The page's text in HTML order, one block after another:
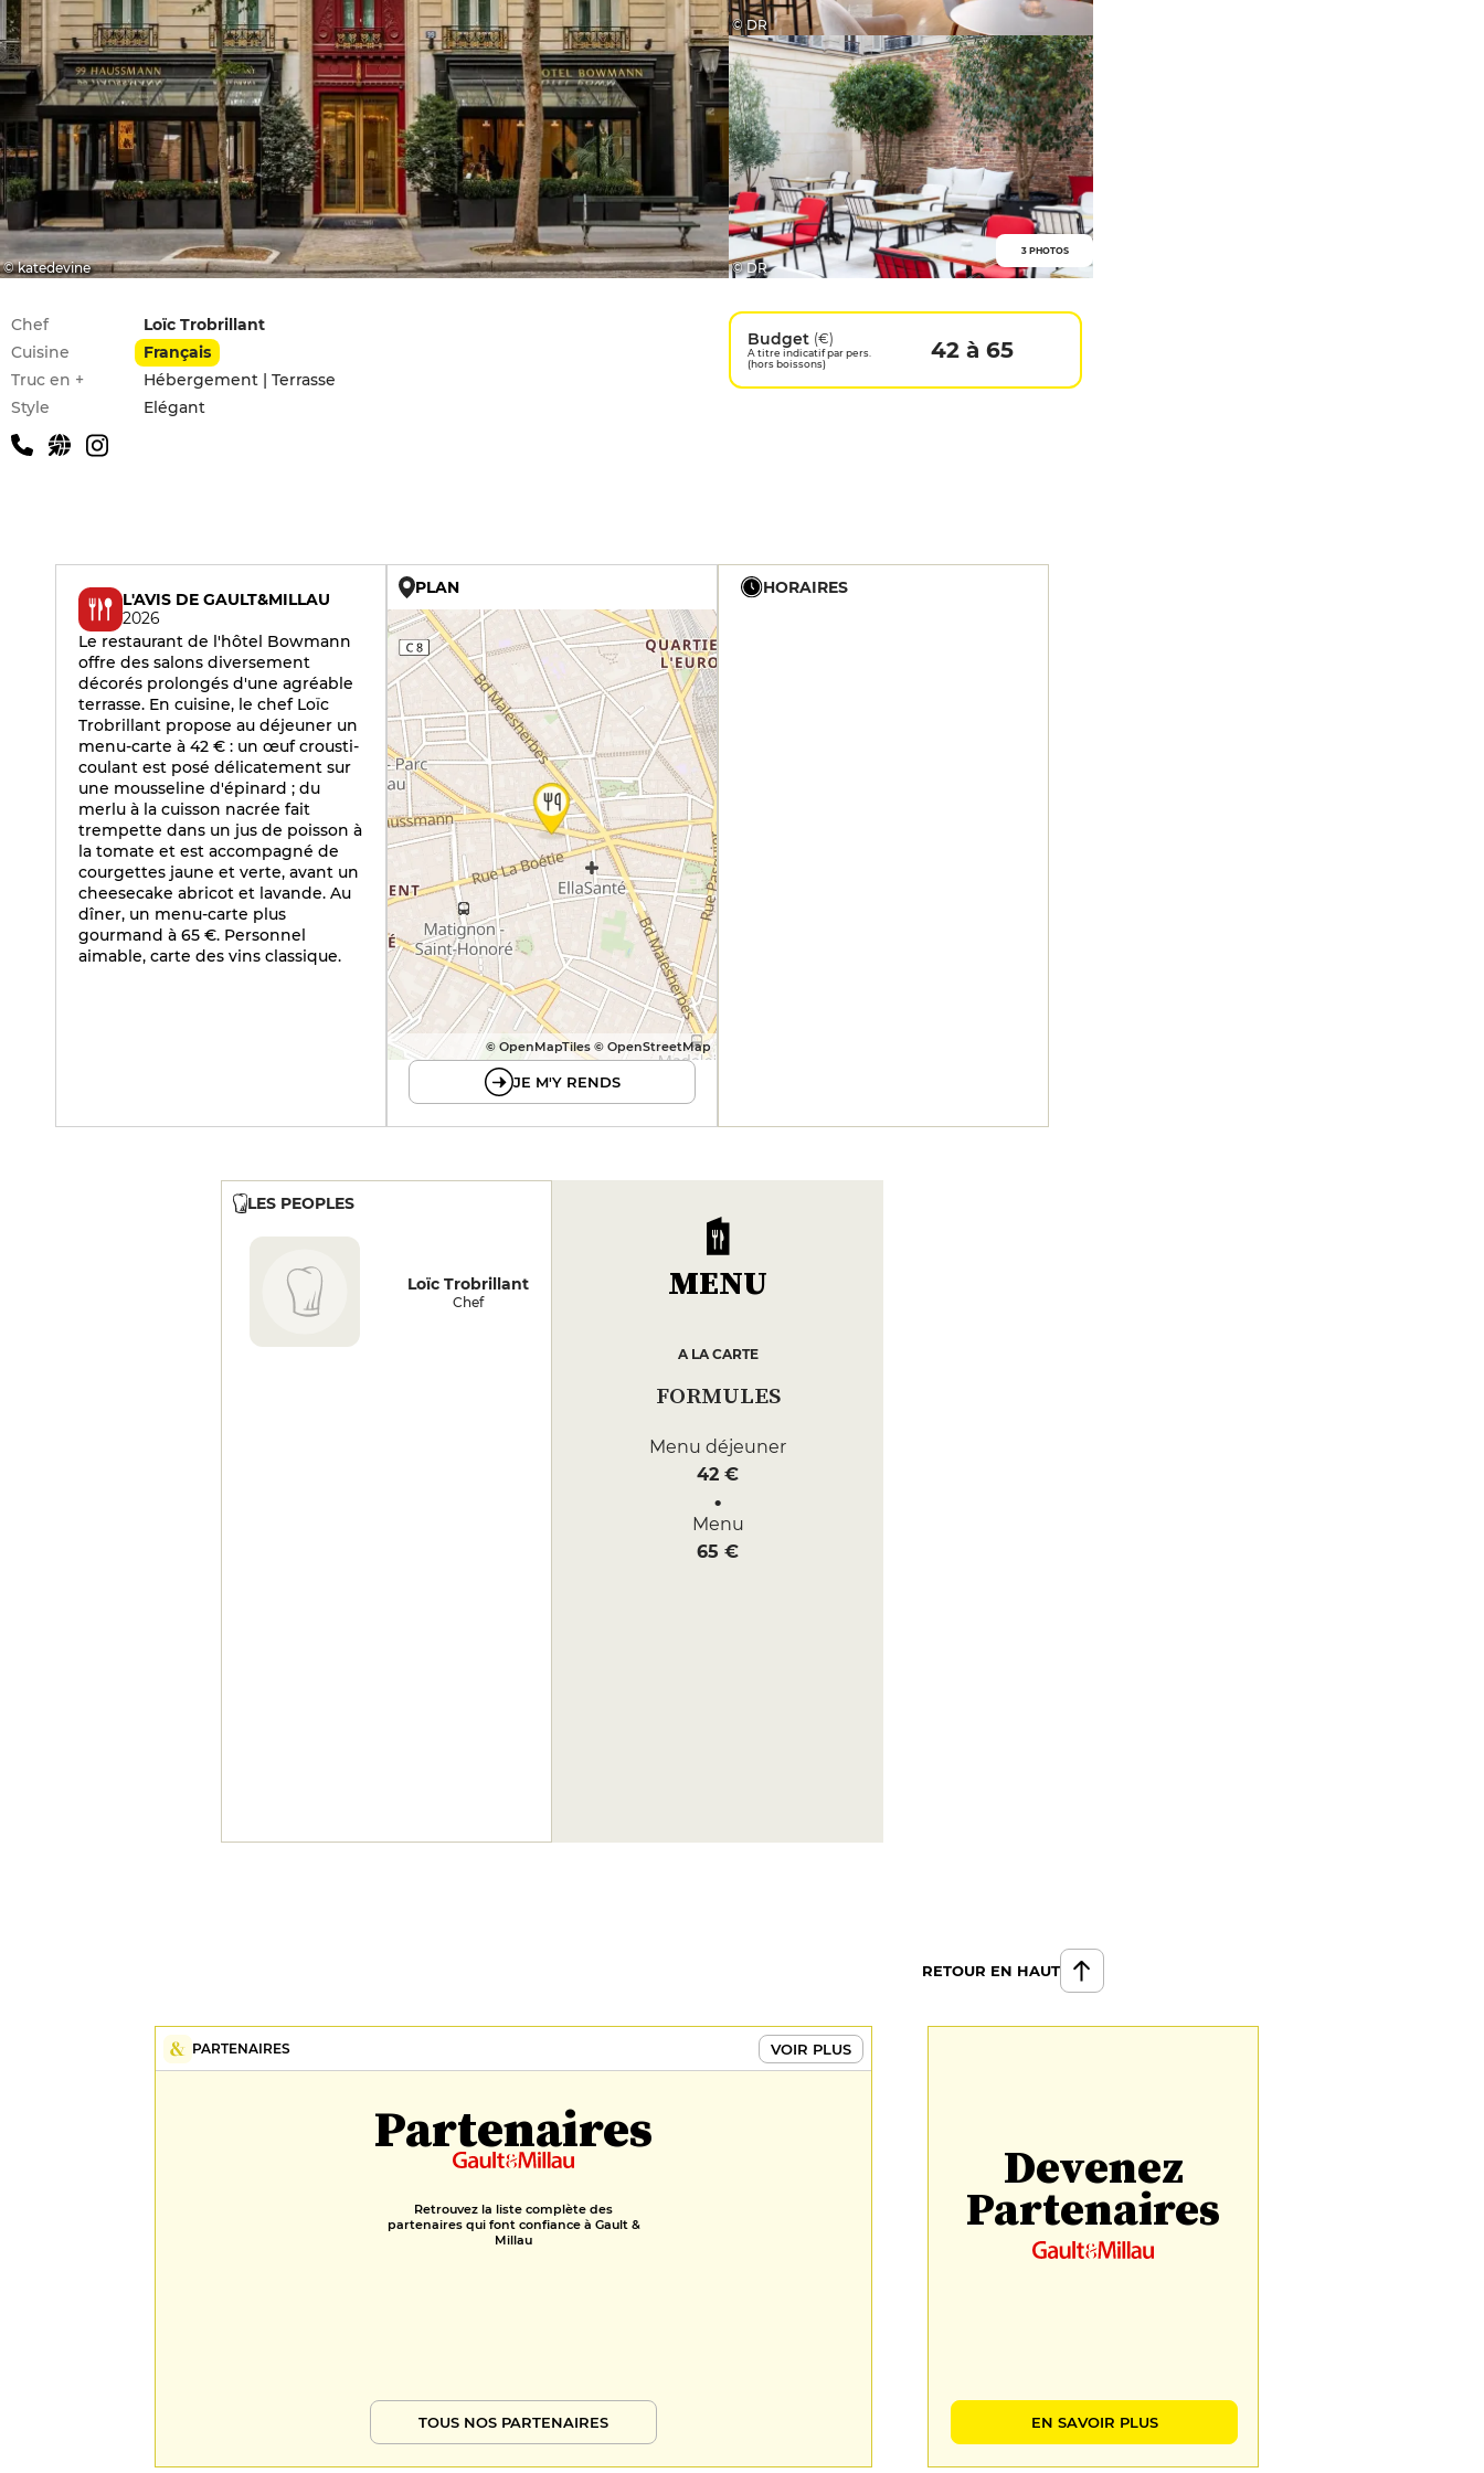
© katedevine
© DR
© DR
3 PHOTOS
Infos pratiques
Chef
Loïc Trobrillant
Cuisine
Français
Truc en +
Hébergement | Terrasse
Style
Elégant
Budget (€)
A titre indicatif par pers.
(hors boissons)
42 à 65
L'AVIS DE GAULT&MILLAU
2026
Le restaurant de l'hôtel Bowmann
offre des salons diversement
décorés prolongés d'une agréable
terrasse. En cuisine, le chef Loïc
Trobrillant propose au déjeuner un
menu-carte à 42 € : un œuf crousti-
coulant est posé délicatement sur
une mousseline d'épinard ; du
merlu à la cuisson nacrée fait
trempette dans un jus de poisson à
la tomate et est accompagné de
courgettes jaune et verte, avant un
cheesecake abricot et lavande. Au
dîner, un menu-carte plus
gourmand à 65 €. Personnel
aimable, carte des vins classique.
PLAN
© OpenMapTiles © OpenStreetMap
JE M'Y RENDS
HORAIRES
LES PEOPLES
Loïc Trobrillant
Chef MENU
A LA CARTE
FORMULES
Menu déjeuner
42 €
Menu
65 €
RETOUR EN HAUT
PARTENAIRES VOIR PLUS
Partenaires
Retrouvez la liste complète des
partenaires qui font confiance à Gault &
Millau
TOUS NOS PARTENAIRES
Devenez
Partenaires
EN SAVOIR PLUS